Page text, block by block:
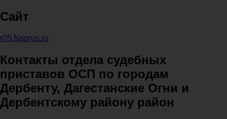
Сайт
r05.fssprus.ru
Контакты отдела судебных
приставов ОСП по городам
Дербенту, Дагестанские Огни и
Дербентскому району район